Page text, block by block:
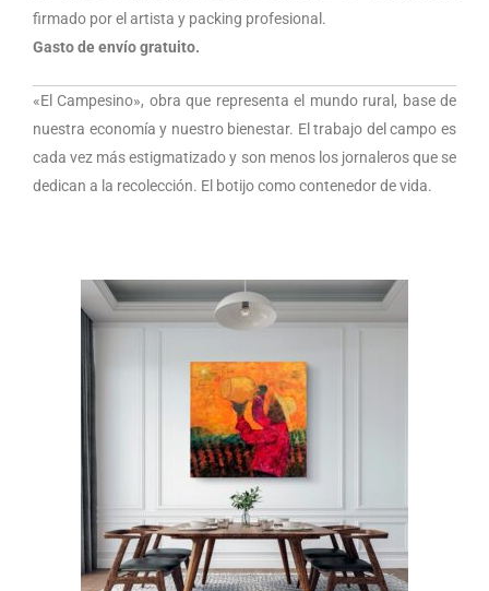
firmado por el artista y packing profesional.
Gasto de envío gratuito.
«El Campesino», obra que representa el mundo rural, base de
nuestra economía y nuestro bienestar. El trabajo del campo es
cada vez más estigmatizado y son menos los jornaleros que se
dedican a la recolección. El botijo como contenedor de vida.